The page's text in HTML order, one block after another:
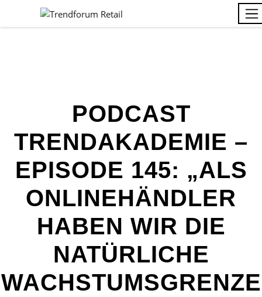
PODCAST
TRENDAKADEMIE –
EPISODE 145: „ALS
ONLINEHÄNDLER
HABEN WIR DIE
NATÜRLICHE
WACHSTUMSGRENZE